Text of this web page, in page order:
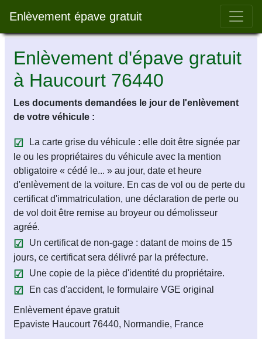
Enlèvement épave gratuit Bar
Enlèvement d'épave gratuit
à Haucourt 76440
Les documents demandées le jour de l'enlèvement
de votre véhicule :
La carte grise du véhicule : elle doit être signée par
le ou les propriétaires du véhicule avec la mention
obligatoire « cédé le... » au jour, date et heure
d'enlèvement de la voiture. En cas de vol ou de perte du
certificat d'immatriculation, une déclaration de perte ou
de vol doit être remise au broyeur ou démolisseur
agréé.
Un certificat de non-gage : datant de moins de 15
jours, ce certificat sera délivré par la préfecture.
Une copie de la pièce d'identité du propriétaire.
En cas d'accident, le formulaire VGE original
Enlèvement épave gratuit
Epaviste Haucourt 76440, Normandie, France